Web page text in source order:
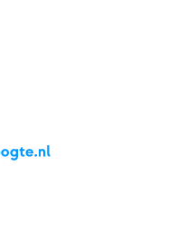
Kaarten